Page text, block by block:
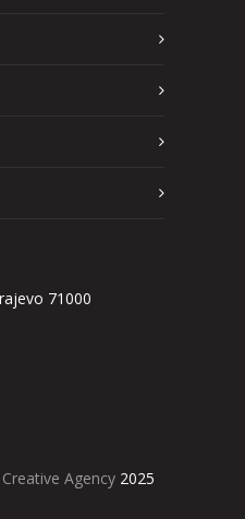
71000
Agency2025